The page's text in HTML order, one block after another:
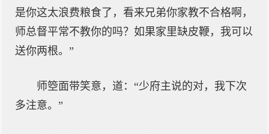
是你这太浪费粮食了，看来兄弟你家教不合格啊，
师总督平常不教你的吗？如果家里缺皮鞭，我可以
送你两根。”
师箜面带笑意，道：“少府主说的对，我下次
多注意。”